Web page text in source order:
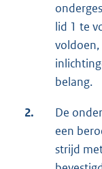
lid 1 te
belang.
2.
De
een
strijd